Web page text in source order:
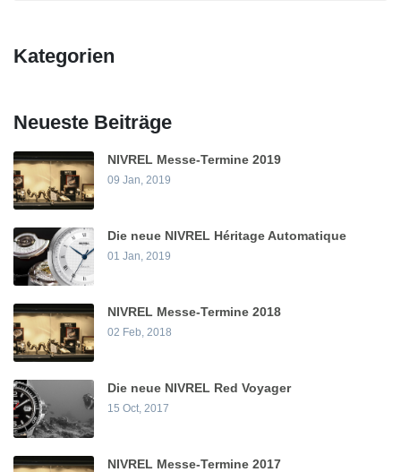
Kategorien
Neueste Beiträge
NIVREL Messe-Termine 2019
09 Jan, 2019
Die neue NIVREL Héritage Automatique
01 Jan, 2019
NIVREL Messe-Termine 2018
02 Feb, 2018
Die neue NIVREL Red Voyager
15 Oct, 2017
NIVREL Messe-Termine 2017